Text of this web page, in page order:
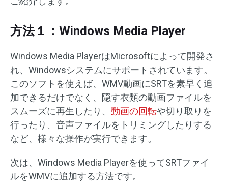
方法１：Windows Media Player
Windows Media PlayerはMicrosoftによって開発さ
れ、Windowsシステムにサポートされています。
このソフトを使えば、WMV動画にSRTを素早く追
加できるだけでなく、隠す衣類の動画ファイルを
スムーズに再生したり、 動画の回転や切り取りを
行ったり、音声ファイルをトリミングしたりする
など、様々な操作が実行できます。
次は、Windows Media Playerを使ってSRTファイ
ルをWMVに追加する方法です。